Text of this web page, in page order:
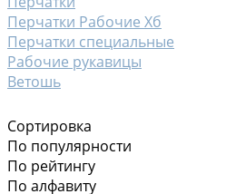
Перчатки Рабочие Хб
Перчатки специальные
Рабочие рукавицы
Ветошь
Сортировка
По популярности
По рейтингу
По алфавиту